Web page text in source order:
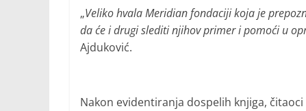
„Veliko hvala Meridian fondaciji koja je
da će i drugi slediti njihov primer i pomoći u
Ajduković.
Nakon evidentiranja dospelih knjiga,